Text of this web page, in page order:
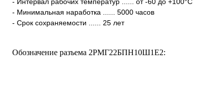
- Минимальная наработка ...... 5000 часов
- Срок сохраняемости ...... 25 лет
Обозначение разъема 2РМГ22БПН10Ш1Е2: